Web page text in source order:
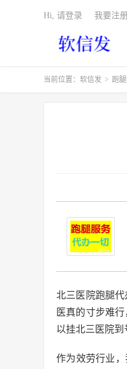
Hi, 请登录 我要注
当前位置： 软信发 > 跑
北三医院跑腿
医真的寸步难
以挂北三医院到
作为效劳行业